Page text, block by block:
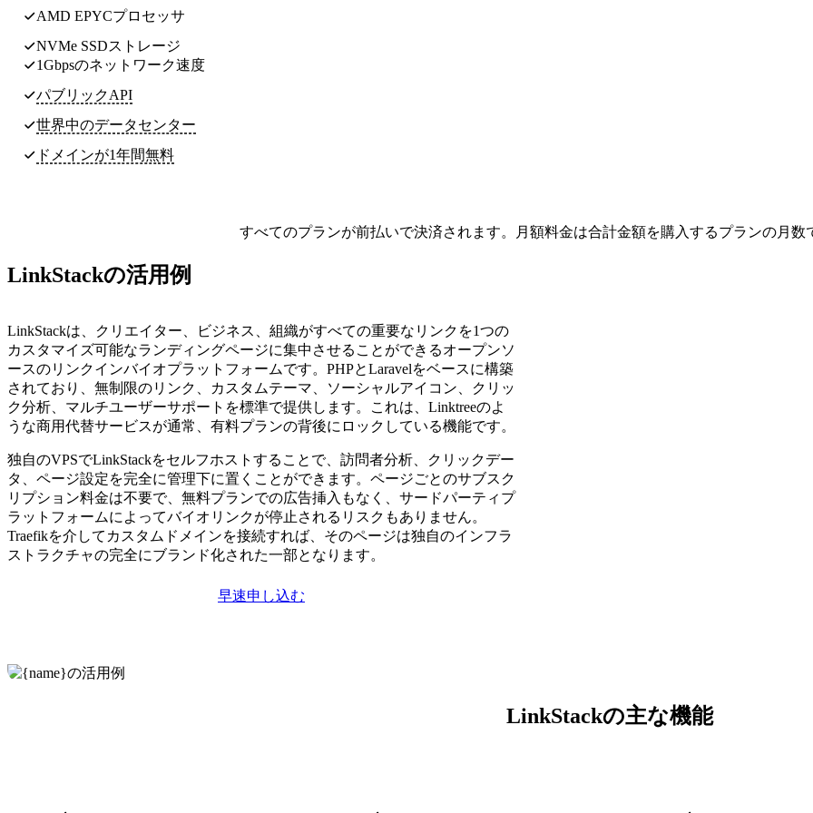
AMD EPYCプロセッサ
NVMe SSDストレージ
1Gbpsのネットワーク速度
パブリックAPI
世界中のデータセンター
ドメインが1年間無料
すべてのプランが前払いで決済されます。月額料金は合計金額を購入するプランの月数
LinkStackの活用例
LinkStackは、クリエイター、ビジネス、組織がすべての重要なリンクを1つの
カスタマイズ可能なランディングページに集中させることができるオープンソ
ースのリンクインバイオプラットフォームです。PHPとLaravelをベースに構築
されており、無制限のリンク、カスタムテーマ、ソーシャルアイコン、クリッ
ク分析、マルチユーザーサポートを標準で提供します。これは、Linktreeのよ
うな商用代替サービスが通常、有料プランの背後にロックしている機能です。
独自のVPSでLinkStackをセルフホストすることで、訪問者分析、クリックデー
タ、ページ設定を完全に管理下に置くことができます。ページごとのサブスク
リプション料金は不要で、無料プランでの広告挿入もなく、サードパーティプ
ラットフォームによってバイオリンクが停止されるリスクもありません。
Traefikを介してカスタムドメインを接続すれば、そのページは独自のインフラ
ストラクチャの完全にブランド化された一部となります。
早速申し込む
LinkStackの主な機能